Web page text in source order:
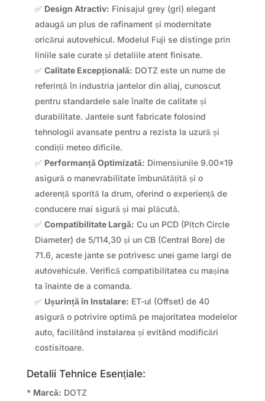
✅ Design Atractiv: Finisajul grey (gri) elegant
adaugă un plus de rafinament și modernitate
oricărui autovehicul. Modelul Fuji se distinge prin
liniile sale curate și detaliile atent finisate.
✅ Calitate Excepțională: DOTZ este un nume de
referință în industria jantelor din aliaj, cunoscut
pentru standardele sale înalte de calitate și
durabilitate. Jantele sunt fabricate folosind
tehnologii avansate pentru a rezista la uzură și
condiții meteo dificile.
✅ Performanță Optimizată: Dimensiunile 9.00×19
asigură o manevrabilitate îmbunătățită și o
aderență sporită la drum, oferind o experiență de
conducere mai sigură și mai plăcută.
✅ Compatibilitate Largă: Cu un PCD (Pitch Circle
Diameter) de 5/114,30 și un CB (Central Bore) de
71.6, aceste jante se potrivesc unei game largi de
autovehicule. Verifică compatibilitatea cu mașina
ta înainte de a comanda.
✅ Ușurință în Instalare: ET-ul (Offset) de 40
asigură o potrivire optimă pe majoritatea modelelor
auto, facilitând instalarea și evitând modificări
costisitoare.
Detalii Tehnice Esențiale:
* Marcă: DOTZ